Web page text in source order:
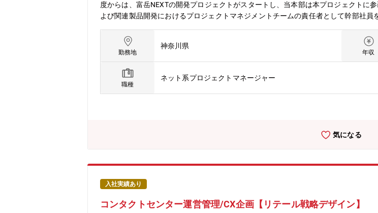
度からは、富岳NEXTの開発プロジェクトがスタートし、当本部は本プロジェクトに
よび関連製品開発におけるプロジェクトマネジメントチームの責任者として幹部社員
ネージメントチームの責任者・幹部社員として、プロジェクト全体および自チーム
ます。【仕事の魅力・やりがい】・先端技術を利用するスパコンの開発業務です。
皆で協力して開発に取り組みます。・ハード・ソフトを横断した知識の獲得、大規
を獲得した時の達成感。【募集背景と応募者へのメッセージ】次世代スパコンおよ
ド・ソフト技術に触れながら、世界最高性能を目指します。コンピューティング分
広げることができます。これまでの経験を生かし、さらにスケールの大きな開発に
ューティング開発本部【組織としてのミッション】持続可能なデジタル社会を実現
自由化や、活き活きと働くための社内カルチャーの変革にも積極的に取り組み中。 ■
勤務地
神奈川県
年収
職種
ネット系プロジェクトマネージャー
気になる
入社実績あり
コンタクトセンター運営管理/CX企画【リテール戦略デザイン】